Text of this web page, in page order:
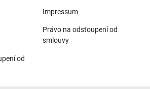
Impressum
Právo na odstoupení od
smlouvy
od